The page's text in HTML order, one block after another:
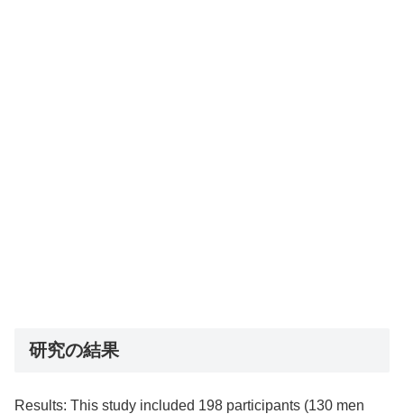
研究の結果
Results: This study included 198 participants (130 men